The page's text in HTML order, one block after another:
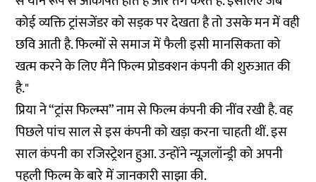
कोई व्यक्ति ट्रांसजेंडर को सड़क पर देखता है तो उसके मन में वही
छवि आती है. फिल्मों से समाज में फैली इसी मानसिकता को
खत्म करने के लिए मैंने फिल्म प्रोडक्शन कंपनी की शुरुआत की
है."
प्रिया ने “ट्रांस फिल्म्स” नाम से फिल्म कंपनी की नींव रखी है. वह
पिछले पांच साल से इस कंपनी को खड़ा करना चाहती थीं. इस
साल कंपनी का रजिस्ट्रेशन हुआ. उन्होंने न्यूज़लॉन्ड्री को अपनी
पहली फिल्म के बारे में जानकारी साझा की.